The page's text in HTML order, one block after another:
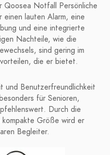
Qoosea Notfall Persönliche
lauten Alarm, eine
und eine integrierte
Nachteile, wie die
sind gering im
die er bietet.
und Benutzerfreundlichkeit
für Senioren,
Durch die
Größe wird er
Begleiter.